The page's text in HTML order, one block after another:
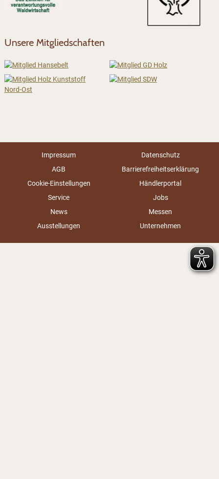
Unsere Mitgliedschaften
Impressum
Datenschutz
AGB
Barrierefreiheitserklärung
Cookie-Einstellungen
Händlerportal
Service
Jobs
News
Messen
Ausstellungen
Unternehmen